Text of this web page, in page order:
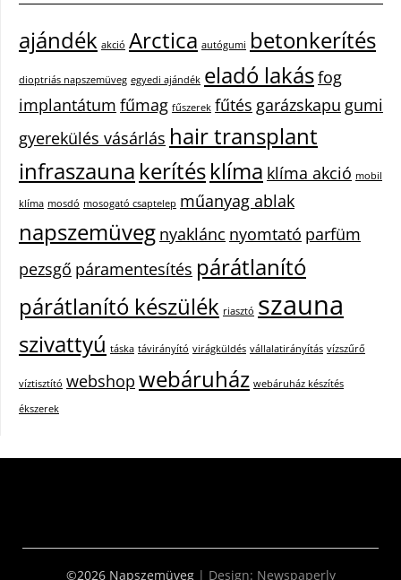
ajándék akció Arctica autógumi betonkerítés
dioptriás napszemüveg egyedi ajándék eladó lakásfog
implantátum fűmag fűszerek fűtés garázskapu gumi
gyerekülés vásárlás hair transplant
infraszauna kerítésklíma klíma akció mobil
klíma mosdó mosogató csaptelep műanyag ablak
napszemüveg nyaklánc nyomtató parfüm
pezsgő páramentesítés párátlanító
párátlanító készülék riasztó szauna
szivattyú táska távirányító virágküldés vállalatirányítás vízszűrő
víztisztító webshop webáruház webáruház készítés
ékszerek
©2026 Napszemüveg | Design: Newspaperly